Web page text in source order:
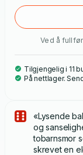
Ved å
Tilgjengelig i 11
På nettlager.
«Lysende
og
tobarnsmor
skrevet en